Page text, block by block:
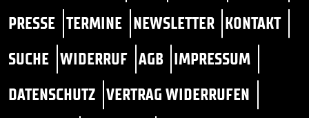
PRESSE TERMINE NEWSLETTER KONTAKT
SUCHE WIDERRUF AGB IMPRESSUM
DATENSCHUTZ VERTRAG WIDERRUFEN